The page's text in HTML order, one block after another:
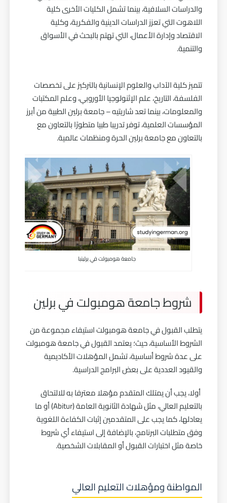
والدراسات السلافية، بينما تشمل الكليات الأخرى كلية
اللاهوت التي تعزز الدراسات الدينية والفكرية، وكلية
الاقتصاد وإدارة الأعمال، التي تهتم بالبحث في الأسواق
والتنمية.
تتميز كلية الآداب والعلوم الإنسانية بالتركيز على تخصصات
الفلسفة، التاريخ، علم الإثنولوجيا الأوروبي، وعلم المكتبات
والمعلومات، بينما تعد شاريتيه – جامعة برلين الطبية من أبرز
المؤسسات العلمية، توفر تدريبا طبيا متطورًا بالتعاون مع
بالتعاون مع جامعة برلين الحرة ومنظمات عالمية.
جامعة هومبولت في برلينبا
شروط جامعة هومبولت في برلين
يتطلب القبول فيجامعة هومبولتاستيفاء مجموعة من
الشروط الأساسية، حيث؛ يعتمد القبول في جامعة هومبولت
على عدة شروط أساسية، تشمل المؤهلات الأكاديمية
والقيود العددية على بعض البرامج الدراسية.
أولا، يجب أن يمتلك المتقدم مؤهلا معترفا به للالتحاق
بالتعليم العالي، مثل شهادة الثانوية العامة (Abitur) أو ما
يعادلها، كما يجب على المتقدمين إثبات الكفاءة اللغوية
وفق متطلبات البرنامج، بالإضافة إلى استيفاء أي شروط
خاصة مثل اختبارات القبول أو المقابلات الشخصية.
المواطنة ومؤهلات التعليم العالي